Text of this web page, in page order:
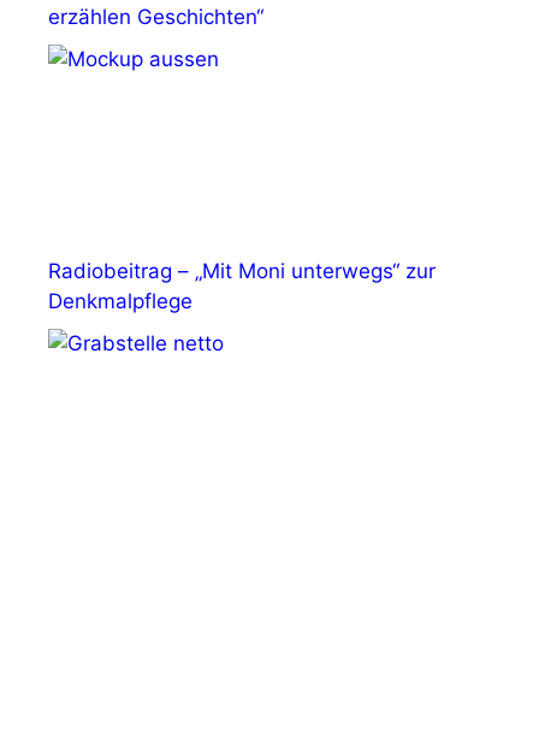
erzählen Geschichten“
Radiobeitrag – „Mit Moni unterwegs“ zur
Denkmalpflege